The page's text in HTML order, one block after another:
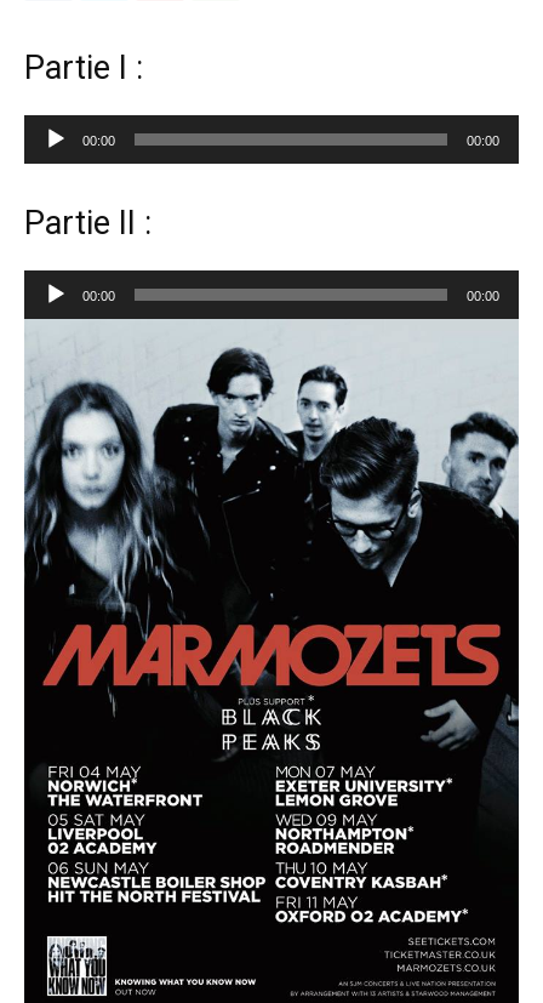
Partie I :
Lecteur
audio
00:00 00:00
Partie II :
Lecteur
audio
00:00 00:00